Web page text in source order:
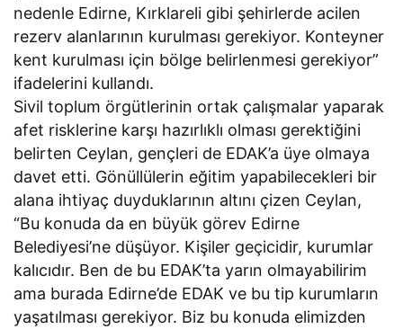
nedenle Edirne, Kırklareli gibi şehirlerde acilen
rezerv alanlarının kurulması gerekiyor. Konteyner
kent kurulması için bölge belirlenmesi gerekiyor”
ifadelerini kullandı.
Sivil toplum örgütlerinin ortak çalışmalar yaparak
afet risklerine karşı hazırlıklı olması gerektiğini
belirten Ceylan, gençleri de EDAK’a üye olmaya
davet etti. Gönüllülerin eğitim yapabilecekleri bir
alana ihtiyaç duyduklarının altını çizen Ceylan,
“Bu konuda da en büyük görev Edirne
Belediyesi’ne düşüyor. Kişiler geçicidir, kurumlar
kalıcıdır. Ben de bu EDAK’ta yarın olmayabilirim
ama burada Edirne’de EDAK ve bu tip kurumların
yaşatılması gerekiyor. Biz bu konuda elimizden